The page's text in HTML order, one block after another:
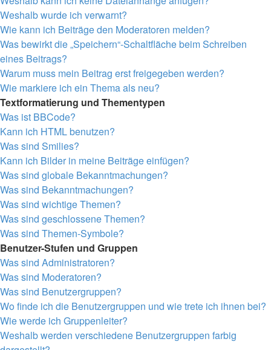
Weshalb wurde ich verwarnt?
Wie kann ich Beiträge den Moderatoren melden?
Was bewirkt die „Speichern“-Schaltfläche beim Schreiben
eines Beitrags?
Warum muss mein Beitrag erst freigegeben werden?
Wie markiere ich ein Thema als neu?
Textformatierung und Thementypen
Was ist BBCode?
Kann ich HTML benutzen?
Was sind Smilies?
Kann ich Bilder in meine Beiträge einfügen?
Was sind globale Bekanntmachungen?
Was sind Bekanntmachungen?
Was sind wichtige Themen?
Was sind geschlossene Themen?
Was sind Themen-Symbole?
Benutzer-Stufen und Gruppen
Was sind Administratoren?
Was sind Moderatoren?
Was sind Benutzergruppen?
Wo finde ich die Benutzergruppen und wie trete ich ihnen bei?
Wie werde ich Gruppenleiter?
Weshalb werden verschiedene Benutzergruppen farbig